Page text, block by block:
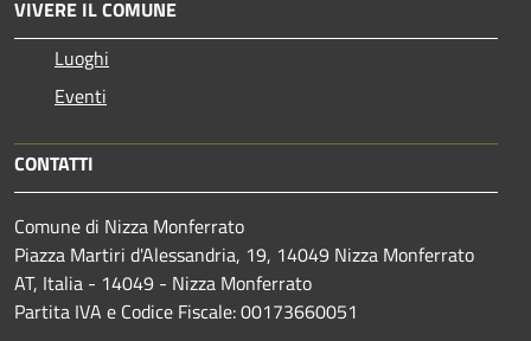
VIVERE IL COMUNE
Luoghi
Eventi
CONTATTI
Comune di Nizza Monferrato
Piazza Martiri d'Alessandria, 19, 14049 Nizza Monferrato
AT, Italia - 14049 - Nizza Monferrato
Partita IVA e Codice Fiscale: 00173660051